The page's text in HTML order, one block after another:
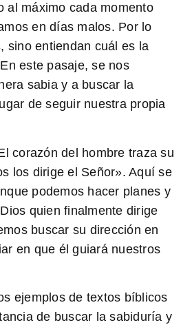
al máximo cada momento
en días malos. Por lo
sino entiendan cuál es la
este pasaje, se nos
sabia y a buscar la
de seguir nuestra propia
corazón del hombre traza su
los dirige el Señor». Aquí se
podemos hacer planes y
quien finalmente dirige
buscar su dirección en
en que él guiará nuestros
ejemplos de textos bíblicos
de buscar la sabiduría y